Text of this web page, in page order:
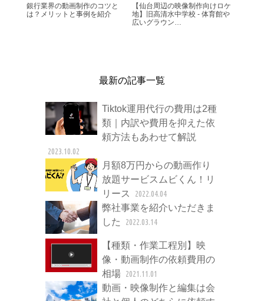
銀行業界の動画制作のコツと
は？メリットと事例を紹介
【仙台周辺の映像制作向けロケ
地】旧高清水中学校 - 体育館や
広いグラウン…
最新の記事一覧
Tiktok運用代行の費用は2種
類｜内訳や費用を抑えた依
頼方法もあわせて解説
2023.10.02
月額8万円からの動画作り
放題サービスムビくん！リ
リース
2022.04.04
弊社事業を紹介いただきま
した
2022.03.14
【種類・作業工程別】映
像・動画制作の依頼費用の
相場 2021.11.01
動画・映像制作と編集は会